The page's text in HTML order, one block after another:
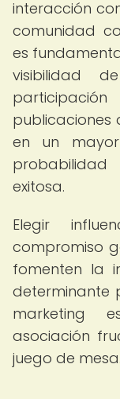
interacción
comunidad
es
visibilidad
publicaciones
en un
exitosa.
Elegir
compromiso
fomenten la
determinante
marketing
asociación
juego de mesa.